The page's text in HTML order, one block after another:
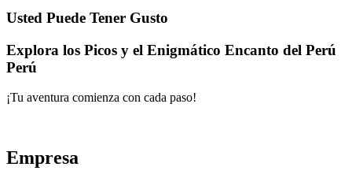
Usted Puede Tener Gusto
Explora los Picos y el Enigmático Encanto del Perú
Perú
¡Tu aventura comienza con cada paso!
Empresa